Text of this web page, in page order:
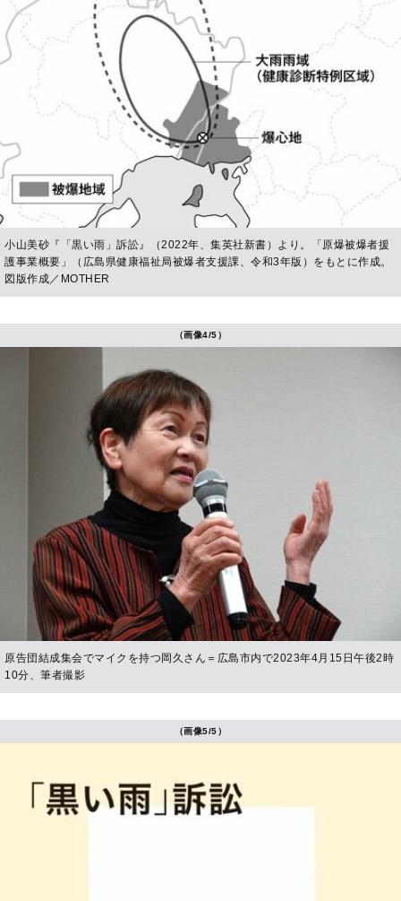
小山美砂『「黒い雨」訴訟』（2022年、集英社新書）より。「原爆被爆者援
護事業概要」（広島県健康福祉局被爆者支援課、令和3年版）をもとに作成。
図版作成／MOTHER
（画像4/5）
原告団結成集会でマイクを持つ岡久さん＝広島市内で2023年4月15日午後2時
10分、筆者撮影
（画像5/5）